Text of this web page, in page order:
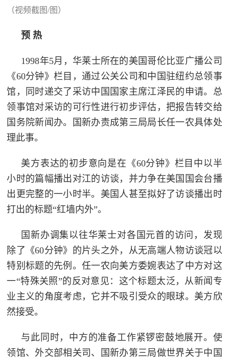
（视频截图/图）
预 热
1998年5月，华莱士所在的美国哥伦比亚广播公司
《60分钟》栏目，通过公关公司和中国驻纽约总领事
馆，同时递交了采访中国国家主席江泽民的申请。总
领事馆对采访的可行性进行初步评估，把报告转交给
国务院新闻办。国新办责成第三局局长任一农具体处
理此事。
美方表达的初步意向是在《60分钟》栏目中以半
小时的篇幅播出对江的访谈，并力争在美国国会台播
出更完整的一小时半。美国人甚至拟好了访谈播出时
打出的标题“红墙内外”。
国新办调集以往华莱士对各国元首的访问，发现
除了《60分钟》的片头之外，从无高端人物访谈冠以
特别标题的先例。任一农向美方委婉表达了中方对这
一“特殊关照”的反对意见：这个标题太泛，从新闻专
业主义的角度考虑，它并不吸引受众的眼球。美方欣
然接受。
与此同时，中方的准备工作紧锣密鼓地展开。使
领馆、外交部相关司、国新办第三局做世界关于中国